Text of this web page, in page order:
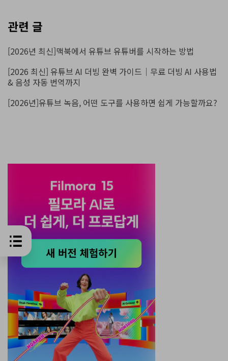
관련 글
[2026년 최신]맥북에서 유튜브 유튜버를 시작하는 방법
[2026 최신] 유튜브 AI 더빙 완벽 가이드｜무료 더빙 AI 사용법
& 음성 자동 번역까지
[2026년]유튜브 녹음, 어떤 도구를 사용하면 쉽게 가능할까요?